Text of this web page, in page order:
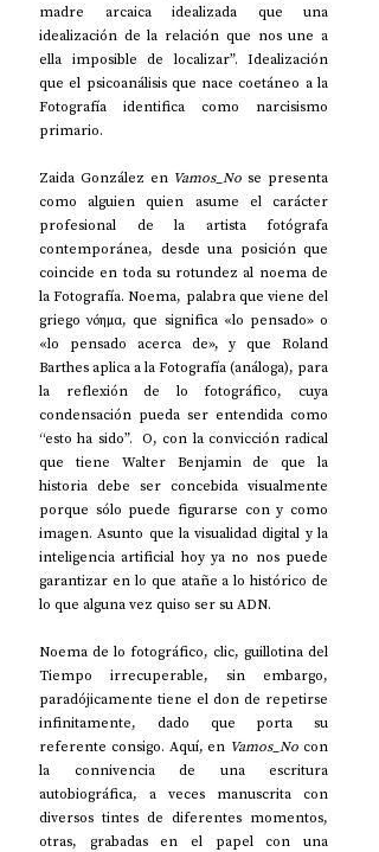
madre arcaica idealizada que una
idealización de la relación que nos une a
ella imposible de localizar”. Idealización
que el psicoanálisis que nace coetáneo a la
Fotografía identifica como narcisismo
primario.
Zaida González en Vamos_No se presenta
como alguien quien asume el carácter
profesional de la artista fotógrafa
contemporánea, desde una posición que
coincide en toda su rotundez al noema de
la Fotografía. Noema, palabra que viene del
griego νόημα, que significa «lo pensado» o
«lo pensado acerca de», y que Roland
Barthes aplica a la Fotografía (análoga), para
la reflexión de lo fotográfico, cuya
condensación pueda ser entendida como
“esto ha sido”.  O, con la convicción radical
que tiene Walter Benjamin de que la
historia debe ser concebida visualmente
porque sólo puede figurarse con y como
imagen. Asunto que la visualidad digital y la
inteligencia artificial hoy ya no nos puede
garantizar en lo que atañe a lo histórico de
lo que alguna vez quiso ser su ADN.
Noema de lo fotográfico, clic, guillotina del
Tiempo irrecuperable, sin embargo,
paradójicamente tiene el don de repetirse
infinitamente, dado que porta su
referente consigo. Aquí, en Vamos_No con
la connivencia de una escritura
autobiográfica, a veces manuscrita con
diversos tintes de diferentes momentos,
otras, grabadas en el papel con una